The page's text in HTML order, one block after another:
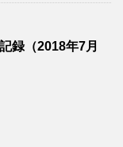
録（2018年7月